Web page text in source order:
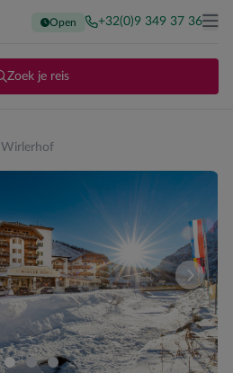
Open +32(0)9 349 37 36
Zoek je reis
Wirlerhof
kamers beschikbaar voor deze